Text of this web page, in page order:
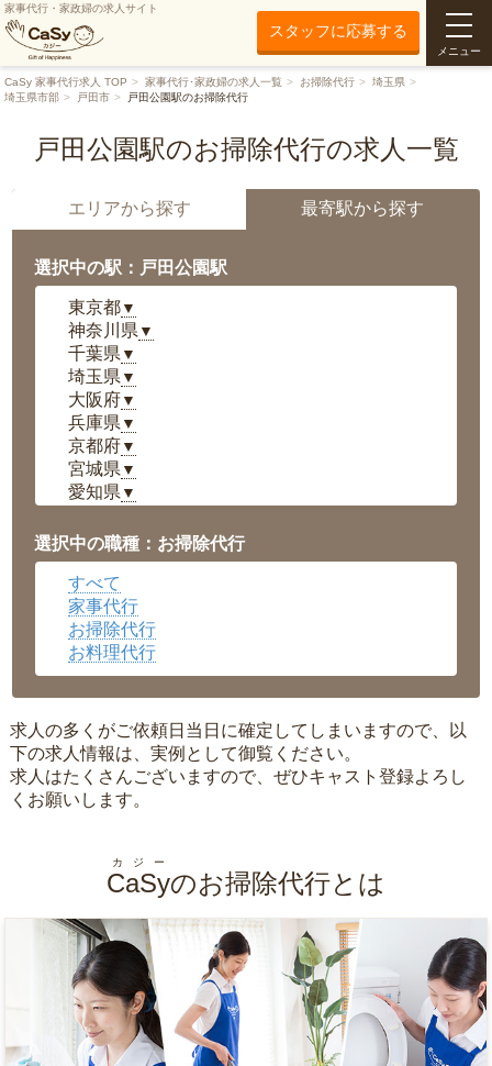
家事代行・家政婦の求人サイト
スタッフに応募する
メニュー
CaSy 家事代行求人 TOP 家事代行･家政婦の求人一覧 お掃除代行
埼玉県
埼玉県市部
戸田市 戸田公園駅のお掃除代行
戸田公園駅のお掃除代行の求人一覧
エリアから探す 最寄駅から探す
選択中の駅：戸田公園駅
東京都▼
神奈川県 ▼
千葉県 ▼
埼玉県 ▼
大阪府▼
兵庫県 ▼
京都府▼
宮城県 ▼
愛知県 ▼
岡山県▼
広島県▼
沖縄県
選択中の職種：お掃除代行
すべて
家事代行
お掃除代行
お料理代行
求人の多くがご依頼日当日に確定してしまいますので、以
下の求人情報は、実例として御覧ください。
求人はたくさんございますので、ぜひキャスト登録よろし
くお願いします。
CaSy
カジー
のお掃除代行とは